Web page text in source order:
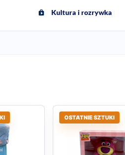
Kultura i rozrywka
OSTATNIE SZTUKI